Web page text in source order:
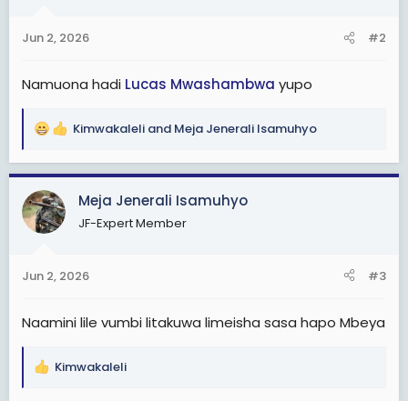
s
Jun 2, 2026 #2
Namuona hadi Lucas Mwashambwa yupo
R
a
c
t
i
s
Kimwakaleli and Meja Jenerali Isamuhyo
Meja Jenerali Isamuhyo
JF-Expert Member
Jun 2, 2026 #3
Naamini lile vumbi litakuwa limeisha sasa hapo Mbeya
R
Kimwakaleli